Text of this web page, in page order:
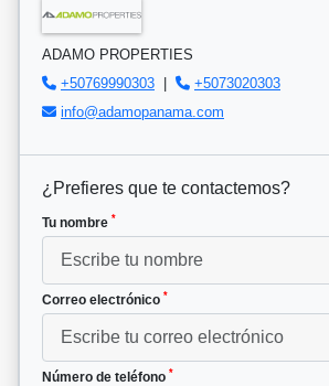
ADAMO PROPERTIES
+50769990303 |
+5073020303
info@adamopanama.com
¿Prefieres que te contactemos?
Tu nombre *
Correo electrónico *
Número de teléfono *